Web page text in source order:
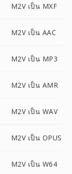
M2V เป็น MXF
M2V เป็น AAC
M2V เป็น MP3
M2V เป็น AMR
M2V เป็น WAV
M2V เป็น OPUS
M2V เป็น W64